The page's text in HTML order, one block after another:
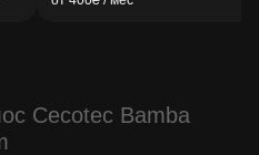
Cecotec Bamba